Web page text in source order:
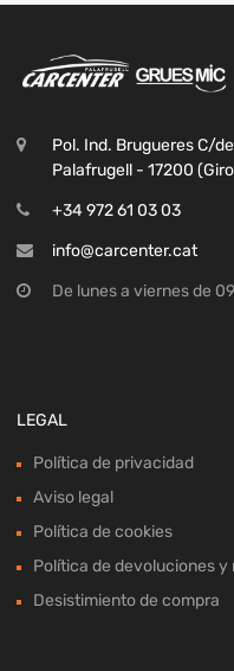
Pol. Ind. Brugueres C/
Palafrugell - 17200
+34 972 61 03 03
info@carcenter.cat
De lunes a viernes de
LEGAL
Política de privacidad
Aviso legal
Política de cookies
Política de devoluciones y
Desistimiento de compra